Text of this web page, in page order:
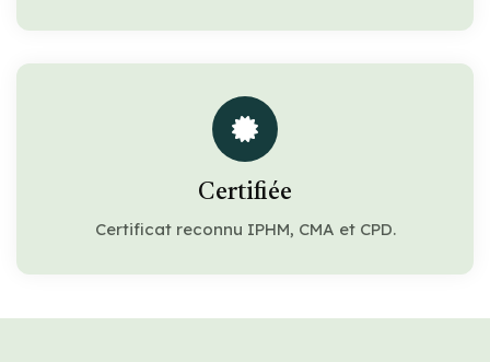
Certifiée
Certificat reconnu IPHM, CMA et CPD.